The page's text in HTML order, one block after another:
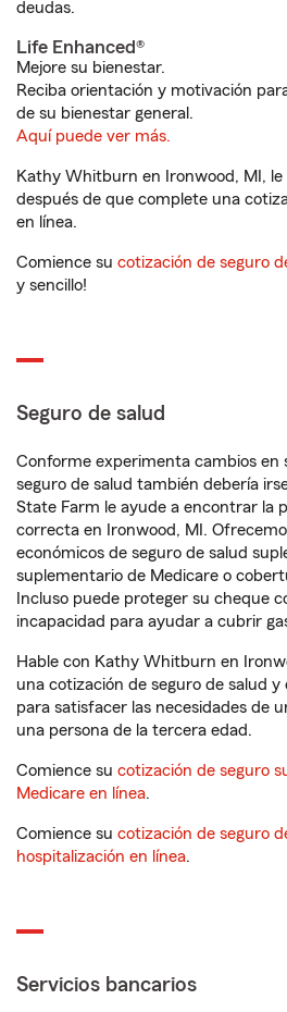
deudas.
Life Enhanced®
Mejore su bienestar.
Reciba orientación y motivación
de su bienestar general.
Aquí puede ver más.
Kathy Whitburn en Ironwood, MI,
después de que complete una
en línea.
Comience su cotización de seguro
y sencillo!
Seguro de salud
Conforme experimenta cambios en
seguro de salud también debería
State Farm le ayude a encontrar la
correcta en Ironwood, MI.
económicos de seguro de salud
suplementario de Medicare o
Incluso puede proteger su cheque
incapacidad para ayudar a cubrir
Hable con Kathy Whitburn en
una cotización de seguro de salud y
para satisfacer las necesidades de
una persona de la tercera edad.
Comience su cotización de seguro
Medicare en línea.
Comience su cotización de seguro
hospitalización en línea.
Servicios bancarios